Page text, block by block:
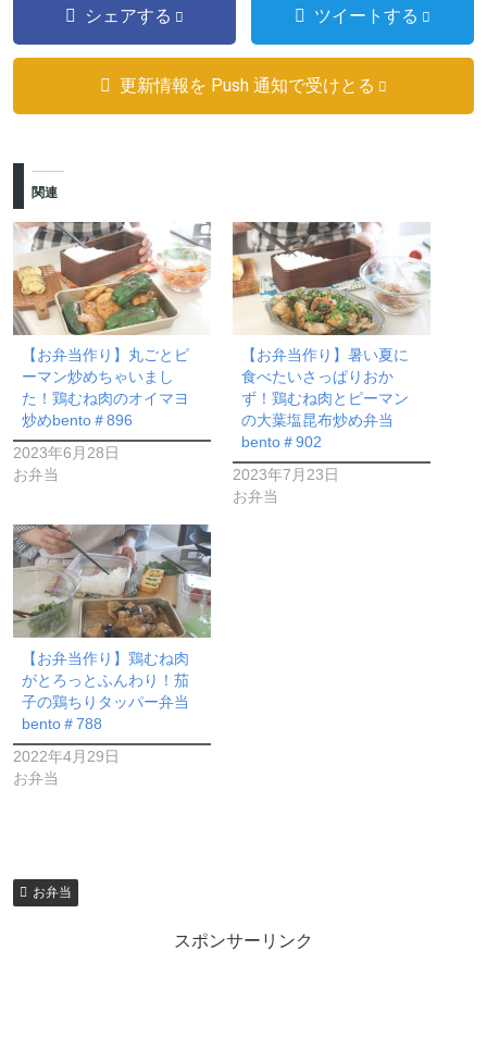
シェアする ツイートする
更新情報を Push 通知で受けとる
関連
【お弁当作り】丸ごとピ
ーマン炒めちゃいまし
た！鶏むね肉のオイマヨ
炒めbento＃896
2023年6月28日
お弁当
【お弁当作り】暑い夏に
食べたいさっぱりおか
ず！鶏むね肉とピーマン
の大葉塩昆布炒め弁当
bento＃902
2023年7月23日
お弁当
【お弁当作り】鶏むね肉
がとろっとふんわり！茄
子の鶏ちりタッパー弁当
bento＃788
2022年4月29日
お弁当
お弁当
スポンサーリンク